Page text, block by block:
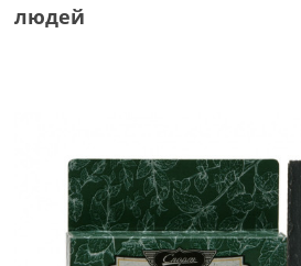
людей